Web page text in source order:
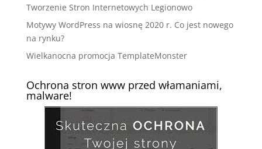
Tworzenie Stron Internetowych Legionowo
Motywy WordPress na wiosnę 2020 r. Co jest nowego
na rynku?
Wielkanocna promocja TemplateMonster
Ochrona stron www przed włamaniami,
malware!